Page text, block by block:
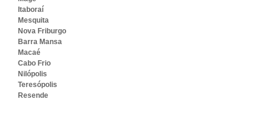
Itaboraí
Mesquita
Nova Friburgo
Barra Mansa
Macaé
Cabo Frio
Nilópolis
Teresópolis
Resende